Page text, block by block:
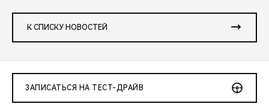
К СПИСКУ НОВОСТЕЙ
ЗАПИСАТЬСЯ НА ТЕСТ-ДРАЙВ